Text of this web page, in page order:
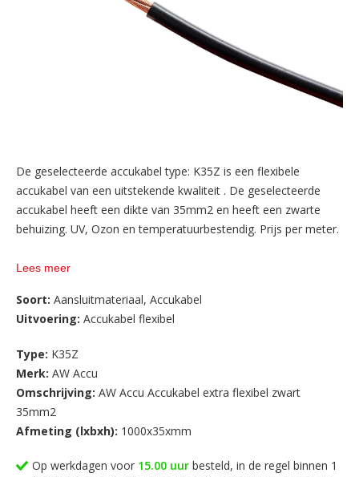
De geselecteerde accukabel type: K35Z is een flexibele
accukabel van een uitstekende kwaliteit . De geselecteerde
accukabel heeft een dikte van 35mm2 en heeft een zwarte
behuizing. UV, Ozon en temperatuurbestendig. Prijs per meter.
Bij AW ACCU BV vindt u een ruim assortiment aan
op gebied van accukabel en kunnen u rechtstreeks vanaf de
bron zeer scherpe prijzen en condities bieden voor accukabel.
voorradig en deze bestelt u heel eenvoudig, snel en goedkoop
bij ons online. Uiteraard kunt u ook gewoon bij ons
langskomen want wij hebben alle accukabel en toebehoren
ruimschoots voorradig!
Lees meer
Soort: Aansluitmateriaal, Accukabel
Uitvoering: Accukabel flexibel
Type: K35Z
Merk: AW Accu
Omschrijving: AW Accu Accukabel extra flexibel zwart
35mm2
Afmeting (lxbxh): 1000x35xmm
Op werkdagen voor 15.00 uur besteld, in de regel binnen 1